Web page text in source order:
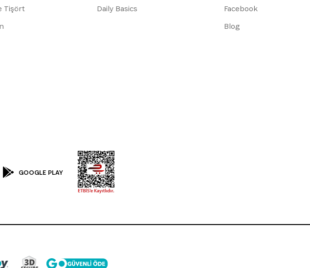
Tişört
Daily Basics
Facebook
Blog
GOOGLE PLAY